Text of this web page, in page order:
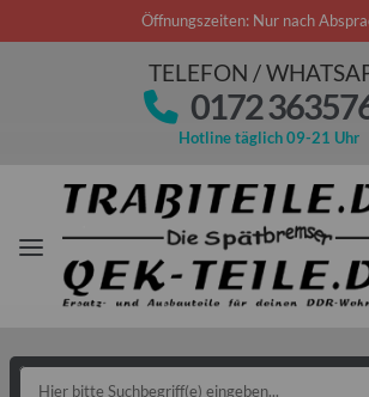
Öffnungszeiten: Nur nach
TELEFON /
0172
Hotline täglich 09-21 Uhr